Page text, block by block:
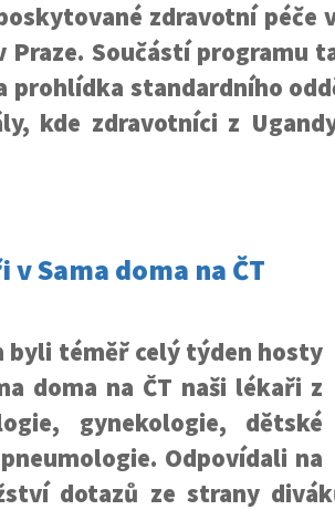
zdravotní péče
Praze. Součástí programu
prohlídka standardního
kde zdravotníci z
v Sama doma na ČT
byli téměř celý týden hosty
doma na ČT naši lékaři z
gynekologie, dětské
Odpovídali na
dotazů ze strany